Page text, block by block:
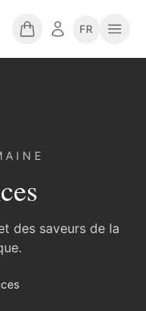
FR
des saveurs de la